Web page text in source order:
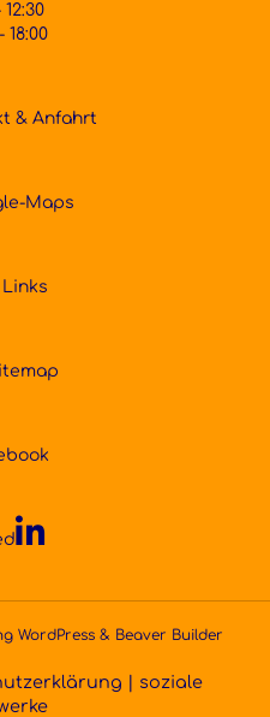
12:30
18:00
& Anfahrt
Maps
Links
WordPress & Beaver Builder
soziale